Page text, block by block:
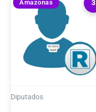
3
Amazonas
Diputados